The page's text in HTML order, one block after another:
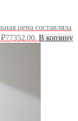
цена составляла
В корзину